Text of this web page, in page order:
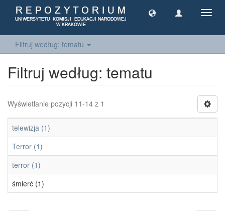
Filtruj według: tematu
Filtruj według: tematu
Wyświetlanie pozycji 11-14 z 1
telewizja (1)
Terror (1)
terror (1)
śmierć (1)